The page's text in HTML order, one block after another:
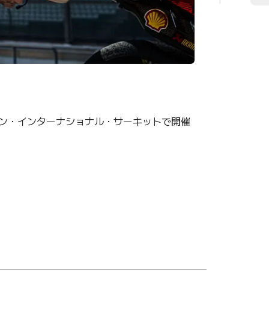
インターナショナル・サーキットで開催